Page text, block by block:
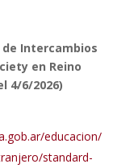
Intercambios
en Reino
4/6/2026)
educacion/
standard-